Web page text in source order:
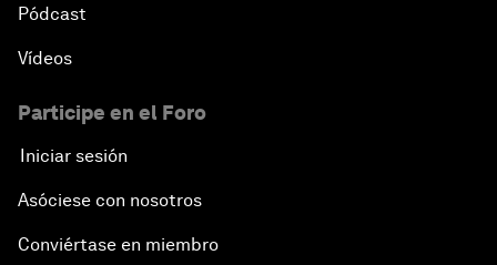
Pódcast
Vídeos
Participe en el Foro
Iniciar sesión
Asóciese con nosotros
Conviértase en miembro